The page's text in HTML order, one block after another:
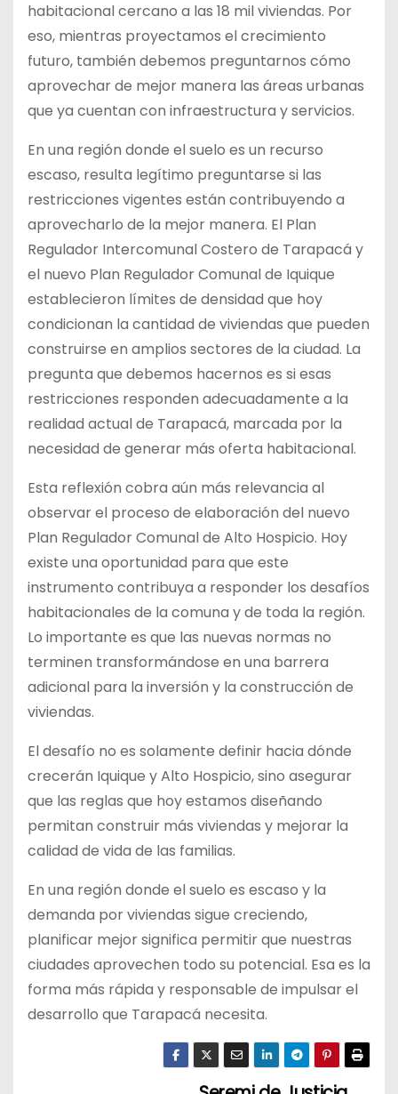
habitacional cercano a las 18 mil viviendas. Por
eso, mientras proyectamos el crecimiento
futuro, también debemos preguntarnos cómo
aprovechar de mejor manera las áreas urbanas
que ya cuentan con infraestructura y servicios.
En una región donde el suelo es un recurso
escaso, resulta legítimo preguntarse si las
restricciones vigentes están contribuyendo a
aprovecharlo de la mejor manera. El Plan
Regulador Intercomunal Costero de Tarapacá y
el nuevo Plan Regulador Comunal de Iquique
establecieron límites de densidad que hoy
condicionan la cantidad de viviendas que pueden
construirse en amplios sectores de la ciudad. La
pregunta que debemos hacernos es si esas
restricciones responden adecuadamente a la
realidad actual de Tarapacá, marcada por la
necesidad de generar más oferta habitacional.
Esta reflexión cobra aún más relevancia al
observar el proceso de elaboración del nuevo
Plan Regulador Comunal de Alto Hospicio. Hoy
existe una oportunidad para que este
instrumento contribuya a responder los desafíos
habitacionales de la comuna y de toda la región.
Lo importante es que las nuevas normas no
terminen transformándose en una barrera
adicional para la inversión y la construcción de
viviendas.
El desafío no es solamente definir hacia dónde
crecerán Iquique y Alto Hospicio, sino asegurar
que las reglas que hoy estamos diseñando
permitan construir más viviendas y mejorar la
calidad de vida de las familias.
En una región donde el suelo es escaso y la
demanda por viviendas sigue creciendo,
planificar mejor significa permitir que nuestras
ciudades aprovechen todo su potencial. Esa es la
forma más rápida y responsable de impulsar el
desarrollo que Tarapacá necesita.